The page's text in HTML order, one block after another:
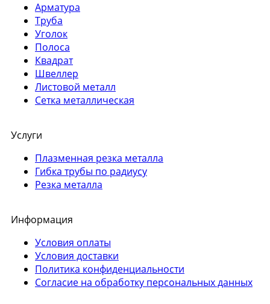
Арматура
Труба
Уголок
Полоса
Квадрат
Швеллер
Листовой металл
Сетка металлическая
Услуги
Плазменная резка металла
Гибка трубы по радиусу
Резка металла
Информация
Условия оплаты
Условия доставки
Политика конфиденциальности
Согласие на обработку персональных данных